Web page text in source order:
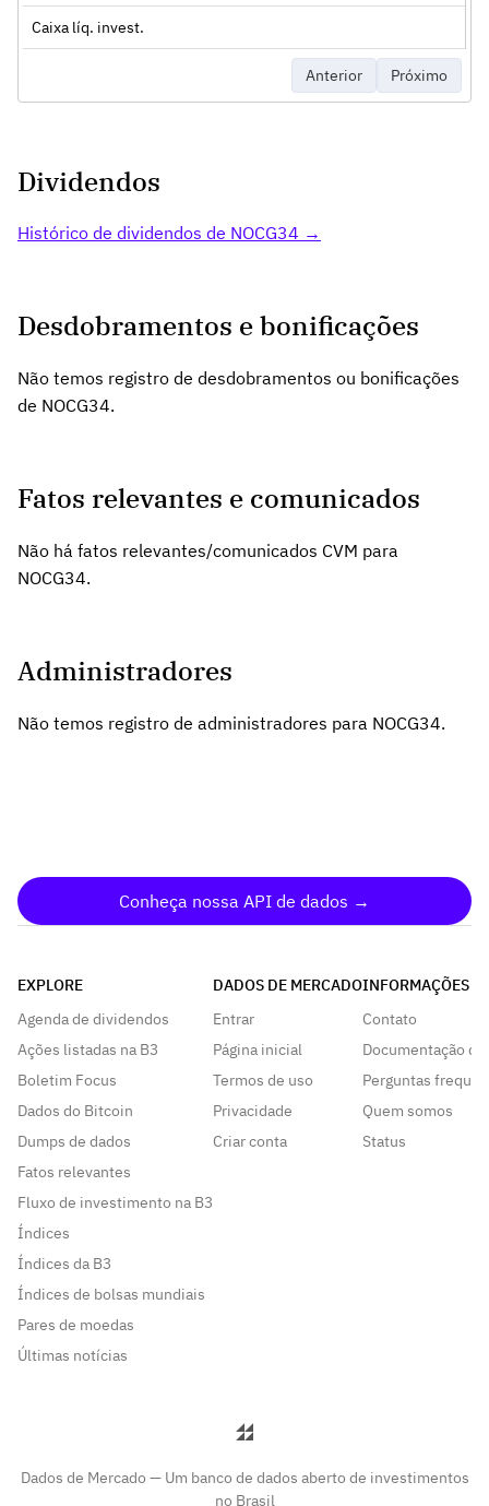
Caixa líq. invest.
Anterior Próximo
Dividendos
Histórico de dividendos de NOCG34 →
Desdobramentos e bonificações
Não temos registro de desdobramentos ou bonificações
de NOCG34.
Fatos relevantes e comunicados
Não há fatos relevantes/comunicados CVM para
NOCG34.
Administradores
Não temos registro de administradores para NOCG34.
Conheça nossa API de dados →
EXPLORE
Agenda de dividendos
Ações listadas na B3
Boletim Focus
Dados do Bitcoin
Dumps de dados
Fatos relevantes
Fluxo de investimento na B3
Índices
Índices da B3
Índices de bolsas mundiais
Pares de moedas
Últimas notícias
DADOS DE MERCADO
Entrar
Página inicial
Termos de uso
Privacidade
Criar conta
INFORMAÇÕES
Contato
Documentação da
Perguntas
Quem somos
Status
Dados de Mercado — Um banco de dados aberto de investimentos
no Brasil